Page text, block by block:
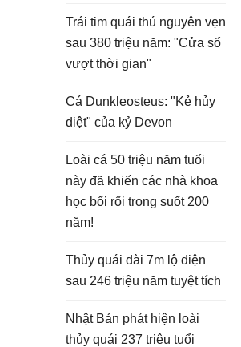
Trái tim quái thú nguyên vẹn
sau 380 triệu năm: "Cửa sổ
vượt thời gian"
Cá Dunkleosteus: "Kẻ hủy
diệt" của kỷ Devon
Loài cá 50 triệu năm tuổi
này đã khiến các nhà khoa
học bối rối trong suốt 200
năm!
Thủy quái dài 7m lộ diện
sau 246 triệu năm tuyệt tích
Nhật Bản phát hiện loài
thủy quái 237 triệu tuổi